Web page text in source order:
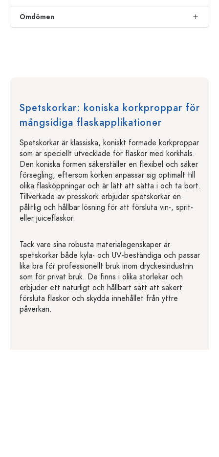
Omdömen
Spetskorkar: koniska korkproppar för
mångsidiga flaskapplikationer
Spetskorkar är klassiska, koniskt formade korkproppar
som är speciellt utvecklade för flaskor med korkhals.
Den koniska formen säkerställer en flexibel och säker
försegling, eftersom korken anpassar sig optimalt till
olika flasköppningar och är lätt att sätta i och ta bort.
Tillverkade av presskork erbjuder spetskorkar en
pålitlig och hållbar lösning för att försluta vin-, sprit-
eller juiceflaskor.
Tack vare sina robusta materialegenskaper är
spetskorkar både kyla- och UV-beständiga och passar
lika bra för professionellt bruk inom dryckesindustrin
som för privat bruk. De finns i olika storlekar och
erbjuder ett naturligt och hållbart sätt att säkert
försluta flaskor och skydda innehållet från yttre
påverkan.